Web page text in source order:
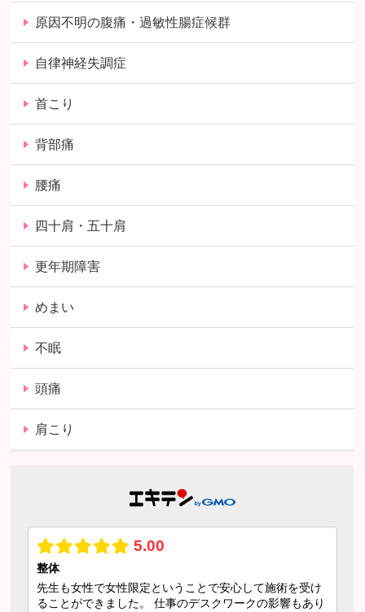
原因不明の腹痛・過敏性腸症候群
自律神経失調症
首こり
背部痛
腰痛
四十肩・五十肩
更年期障害
めまい
不眠
頭痛
肩こり